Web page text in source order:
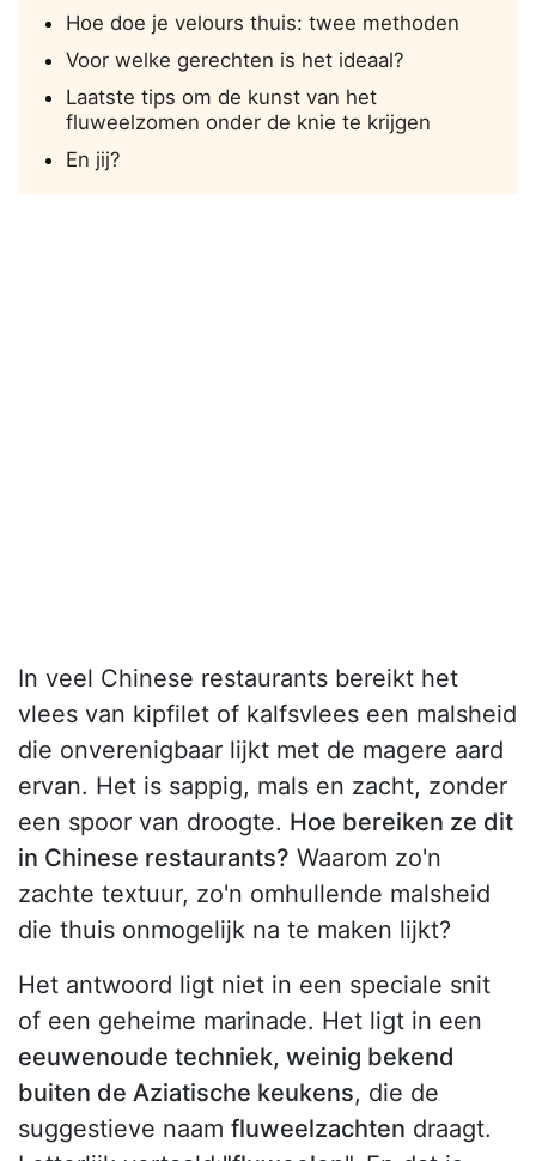
Hoe doe je velours thuis: twee methoden
Voor welke gerechten is het ideaal?
Laatste tips om de kunst van het
fluweelzomen onder de knie te krijgen
En jij?
In veel Chinese restaurants bereikt het
vlees van kipfilet of kalfsvlees een malsheid
die onverenigbaar lijkt met de magere aard
ervan. Het is sappig, mals en zacht, zonder
een spoor van droogte. Hoe bereiken ze dit
in Chinese restaurants? Waarom zo'n
zachte textuur, zo'n omhullende malsheid
die thuis onmogelijk na te maken lijkt?
Het antwoord ligt niet in een speciale snit
of een geheime marinade. Het ligt in een
eeuwenoude techniek, weinig bekend
buiten de Aziatische keukens, die de
suggestieve naam fluweelzachten draagt.